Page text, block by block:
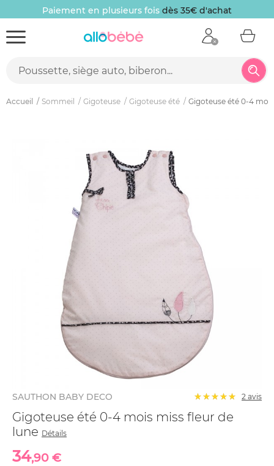
Paiement en plusieurs fois dès 35€ d'achat
Accueil Sommeil Gigoteuse Gigoteuse été Gigoteuse été 0-4
SAUTHON BABY DECO 2 avis
Gigoteuse été 0-4 mois miss fleur de
lune Détails
34,90 €